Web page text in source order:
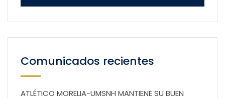
Comunicados recientes
ATLÉTICO MORELIA-UMSNH MANTIENE SU BUEN